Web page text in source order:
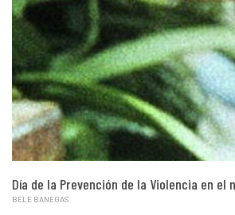
Día de la Prevención de la Violencia en el
BELE BANEGAS